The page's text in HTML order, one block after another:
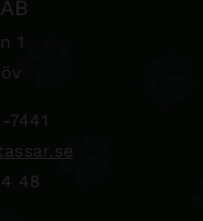
1
7441
48